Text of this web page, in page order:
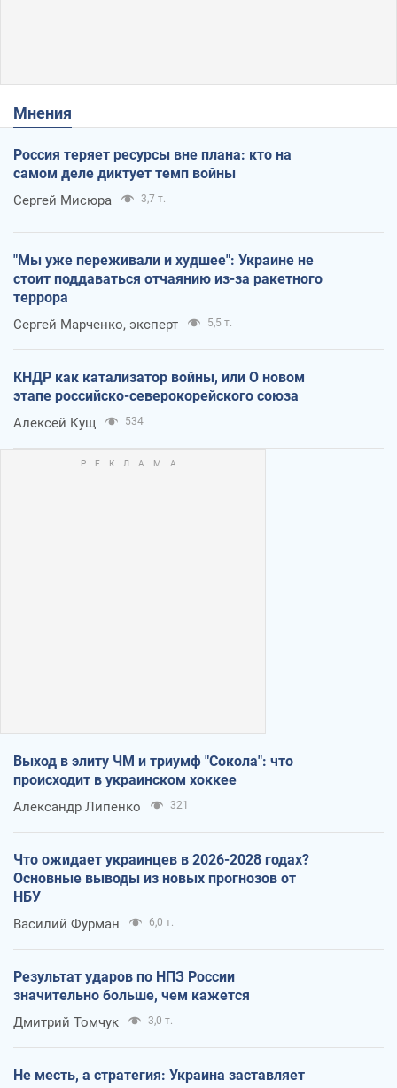
Мнения
Россия теряет ресурсы вне плана: кто на
самом деле диктует темп войны
Сергей Мисюра 3,7 т.
"Мы уже переживали и худшее": Украине не
стоит поддаваться отчаянию из-за ракетного
террора
Сергей Марченко, эксперт 5,5 т.
КНДР как катализатор войны, или О новом
этапе российско-северокорейского союза
Алексей Кущ 534
Выход в элиту ЧМ и триумф "Сокола": что
происходит в украинском хоккее
Александр Липенко 321
Что ожидает украинцев в 2026-2028 годах?
Основные выводы из новых прогнозов от
НБУ
Василий Фурман 6,0 т.
Результат ударов по НПЗ России
значительно больше, чем кажется
Дмитрий Томчук 3,0 т.
Не месть, а стратегия: Украина заставляет